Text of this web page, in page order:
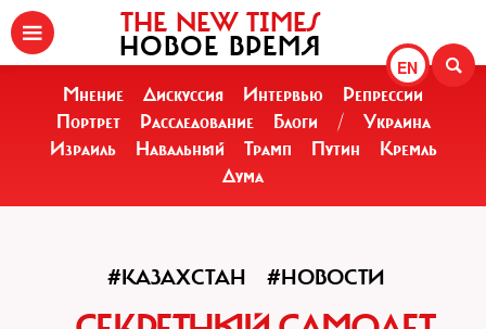
EN
THE NEW TIMES
НОВОЕ ВРЕМЯ
Мнение Дискуссия Интервью
Репрессии
Портрет
Расследование Блоги /
Украина
Израиль
Навальный Трамп Путин
Кремль
Дума
#КАЗАХСТАН #НОВОСТИ